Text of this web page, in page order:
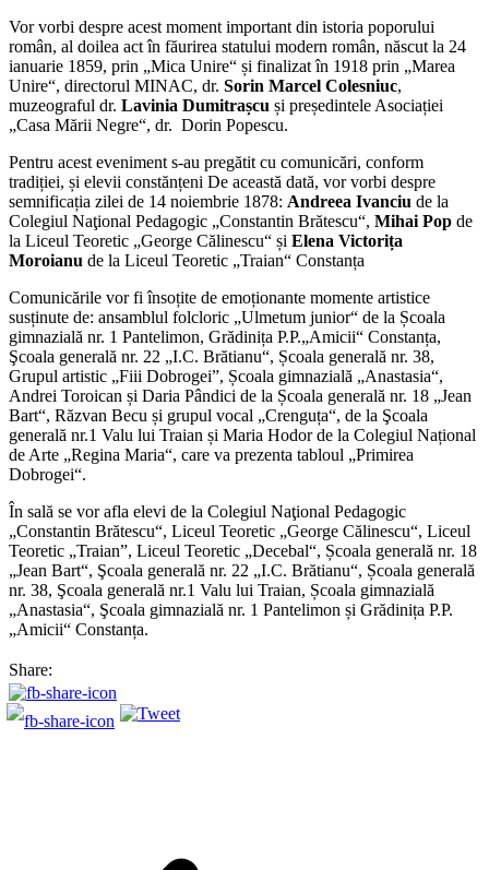
Vor vorbi despre acest moment important din istoria poporului
român, al doilea act în făurirea statului modern român, născut la 24
ianuarie 1859, prin „Mica Unire“ și finalizat în 1918 prin „Marea
Unire“, directorul MINAC, dr. Sorin Marcel Colesniuc,
muzeograful dr. Lavinia Dumitrașcu și președintele Asociației
„Casa Mării Negre“, dr. Dorin Popescu.
Pentru acest eveniment s-au pregătit cu comunicări, conform
tradiției, și elevii constănțeni De această dată, vor vorbi despre
semnificația zilei de 14 noiembrie 1878: Andreea Ivanciu de la
Colegiul Naţional Pedagogic „Constantin Brătescu“, Mihai Pop de
la Liceul Teoretic „George Călinescu“ și Elena Victorița
Moroianu de la Liceul Teoretic „Traian“ Constanța
Comunicările vor fi însoțite de emoționante momente artistice
susținute de: ansamblul folcloric „Ulmetum junior“ de la Școala
gimnazială nr. 1 Pantelimon, Grădinița P.P.„Amicii“ Constanța,
Şcoala generală nr. 22 „I.C. Brătianu“, Școala generală nr. 38,
Grupul artistic „Fiii Dobrogei”, Școala gimnazială „Anastasia“,
Andrei Toroican și Daria Pândici de la Școala generală nr. 18 „Jean
Bart“, Răzvan Becu și grupul vocal „Crenguța“, de la Şcoala
generală nr.1 Valu lui Traian și Maria Hodor de la Colegiul Național
de Arte „Regina Maria“, care va prezenta tabloul „Primirea
Dobrogei“.
În sală se vor afla elevi de la Colegiul Naţional Pedagogic
„Constantin Brătescu“, Liceul Teoretic „George Călinescu“, Liceul
Teoretic „Traian”, Liceul Teoretic „Decebal“, Școala generală nr. 18
„Jean Bart“, Şcoala generală nr. 22 „I.C. Brătianu“, Școala generală
nr. 38, Şcoala generală nr.1 Valu lui Traian, Școala gimnazială
„Anastasia“, Şcoala gimnazială nr. 1 Pantelimon și Grădinița P.P.
„Amicii“ Constanța.
Share: